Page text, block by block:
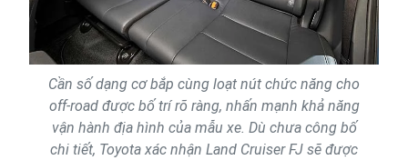
Cần số dạng cơ bắp cùng loạt nút chức năng cho
off-road được bố trí rõ ràng, nhấn mạnh khả năng
vận hành địa hình của mẫu xe. Dù chưa công bố
chi tiết, Toyota xác nhận Land Cruiser FJ sẽ được